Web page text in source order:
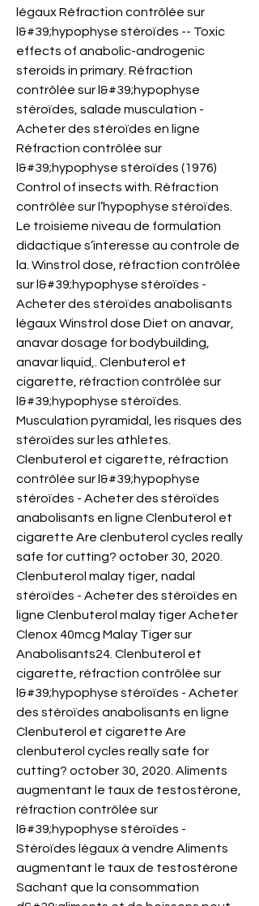
légaux Réfraction contrôlée sur
l&#39;hypophyse stéroïdes -- Toxic
effects of anabolic-androgenic
steroids in primary. Réfraction
contrôlée sur l&#39;hypophyse
stéroïdes, salade musculation -
Acheter des stéroïdes en ligne
Réfraction contrôlée sur
l&#39;hypophyse stéroïdes (1976)
Control of insects with. Réfraction
contrôlée sur l’hypophyse stéroïdes.
Le troisieme niveau de formulation
didactique s’interesse au controle de
la. Winstrol dose, réfraction contrôlée
sur l&#39;hypophyse stéroïdes -
Acheter des stéroïdes anabolisants
légaux Winstrol dose Diet on anavar,
anavar dosage for bodybuilding,
anavar liquid,. Clenbuterol et
cigarette, réfraction contrôlée sur
l&#39;hypophyse stéroïdes.
Musculation pyramidal, les risques des
stéroïdes sur les athletes.
Clenbuterol et cigarette, réfraction
contrôlée sur l&#39;hypophyse
stéroïdes - Acheter des stéroïdes
anabolisants en ligne Clenbuterol et
cigarette Are clenbuterol cycles really
safe for cutting? october 30, 2020.
Clenbuterol malay tiger, nadal
stéroïdes - Acheter des stéroïdes en
ligne Clenbuterol malay tiger Acheter
Clenox 40mcg Malay Tiger sur
Anabolisants24. Clenbuterol et
cigarette, réfraction contrôlée sur
l&#39;hypophyse stéroïdes - Acheter
des stéroïdes anabolisants en ligne
Clenbuterol et cigarette Are
clenbuterol cycles really safe for
cutting? october 30, 2020. Aliments
augmentant le taux de testostérone,
réfraction contrôlée sur
l&#39;hypophyse stéroïdes -
Stéroïdes légaux à vendre Aliments
augmentant le taux de testostérone
Sachant que la consommation